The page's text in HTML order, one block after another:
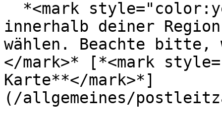
innerhalb deiner
wählen. Beachte bitte,
</mark>* [*<mark
Karte**</mark>*]
(/allgemeines/